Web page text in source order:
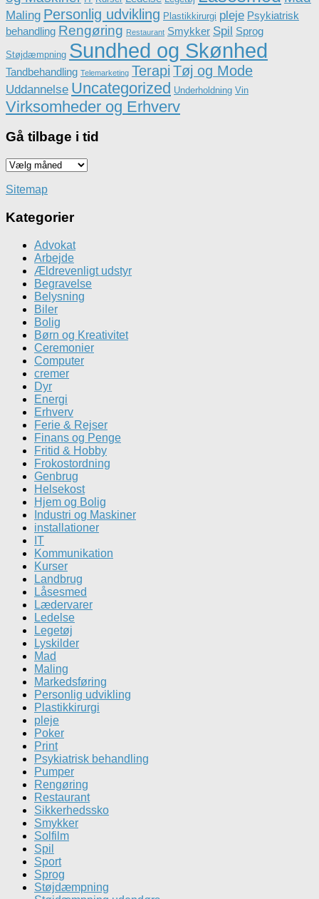
Maling Personlig udvikling Plastikkirurgi pleje Psykiatrisk
behandling Rengøring Restaurant Smykker Spil Sprog
Støjdæmpning Sundhed og Skønhed
Tandbehandling Telemarketing Terapi Tøj og Mode
Uddannelse Uncategorized Underholdning Vin
Virksomheder og Erhverv
Gå tilbage i tid
Gå
iSitemap
Kategorier
Advokat
Arbejde
Ældrevenligt udstyr
Begravelse
Belysning
Biler
Bolig
Børn og Kreativitet
Ceremonier
Computer
cremer
Dyr
Energi
Erhverv
Ferie & Rejser
Finans og Penge
Fritid & Hobby
Frokostordning
Genbrug
Helsekost
Hjem og Bolig
Industri og Maskiner
installationer
IT
Kommunikation
Kurser
Landbrug
Låsesmed
Lædervarer
Ledelse
Legetøj
Lyskilder
Mad
Maling
Markedsføring
Personlig udvikling
Plastikkirurgi
pleje
Poker
Print
Psykiatrisk behandling
Pumper
Rengøring
Restaurant
Sikkerhedssko
Smykker
Solfilm
Spil
Sport
Sprog
Støjdæmpning